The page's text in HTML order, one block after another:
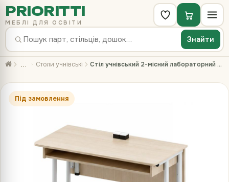
PRIORITTI
МЕБЛІ ДЛЯ ОСВІТИ
Знайти
… Столи учнівські Стіл учнівський 2-місний лабораторний 36В(42В) з центральним розміщенням розеток
Під замовлення